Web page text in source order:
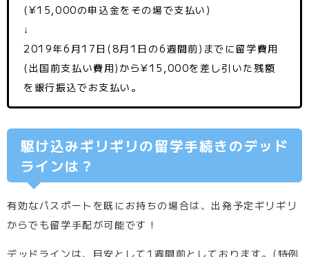
(¥15,000の申込金をその場で支払い)
↓
2019年6月17日(8月1日の6週間前)までに留学費用
(出国前支払い費用)から¥15,000を差し引いた残額
を銀行振込でお支払い。
駆け込みギリギリの留学手続きのデッド
ラインは？
有効なパスポートを既にお持ちの場合は、出発予定ギリギリ
からでも留学手配が可能です！
デッドラインは、目安として1週間前としております。(特例